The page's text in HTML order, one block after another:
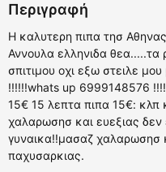
Περιγραφή
Η καλυτερη πιπα τησ
Αννουλα ελληνιδα θεα.....τα
σπιτιμου οχι εξω στειλε
!!!!!!whats up 6999148576
15€ 15 λεπτα πιπα 15€:
χαλαρωσησ και ευεξιας δεν
γυναικα!!μασαζ χαλαρωσησ
παχυσαρκιας.